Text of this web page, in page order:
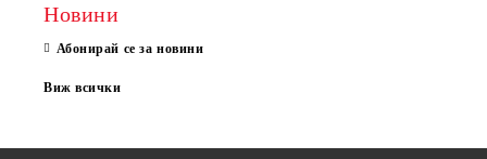
Новини
Абонирай се за новини
Виж всички